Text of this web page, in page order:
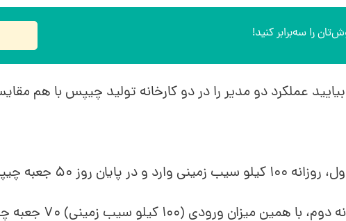
را سه‌برابر کنید!
عملکرد دو مدیر را در دو کارخانه تولید چیپس با هم
در پایان روز 50 جعبه چیپس خارج می‌شود.
میزان ورودی (100 کیلو سیب زمینی) 70 جعبه چیپس خارج می‌شود.